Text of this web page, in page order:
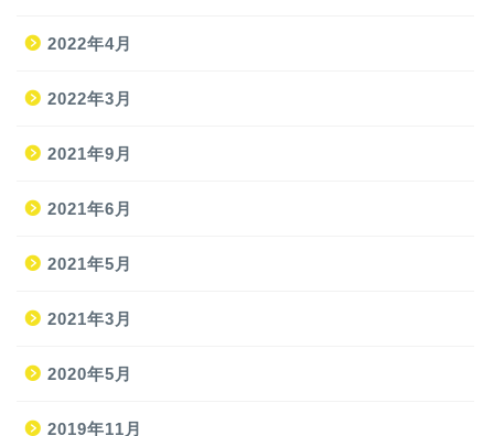
2022年4月
2022年3月
2021年9月
2021年6月
2021年5月
2021年3月
2020年5月
2019年11月